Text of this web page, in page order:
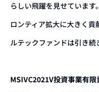
らしい飛躍を見せていま
ロンティア拡大に大きく
ルテックファンドは引き続
MSIVC2021V投資事業有